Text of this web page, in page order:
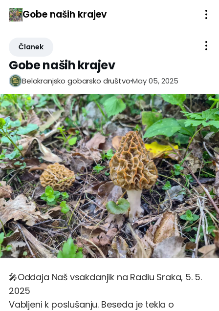
Gobe naših krajev
Članek
Gobe naših krajev
Belokranjsko gobarsko društvoMay 05, 2025
🎤Oddaja Naš vsakdanjik na Radiu Sraka, 5. 5.
2025
Vabljeni k poslušanju. Beseda je tekla o